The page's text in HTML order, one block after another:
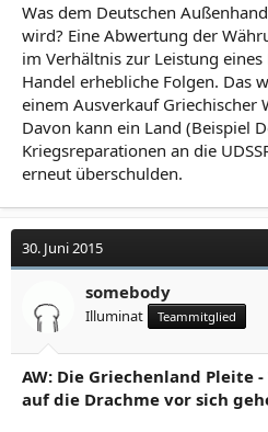
Was dem Deutschen
wird? Eine Abwertung der
im Verhältnis zur Leistung
Handel erhebliche Folgen. Das
einem Ausverkauf Griechischer
Davon kann ein Land (Beispiel
Kriegsreparationen an die
erneut überschulden.
30. Juni 2015
somebody
Illuminat Teammitglied
AW: Die Griechenland Pleite
auf die Drachme vor sich